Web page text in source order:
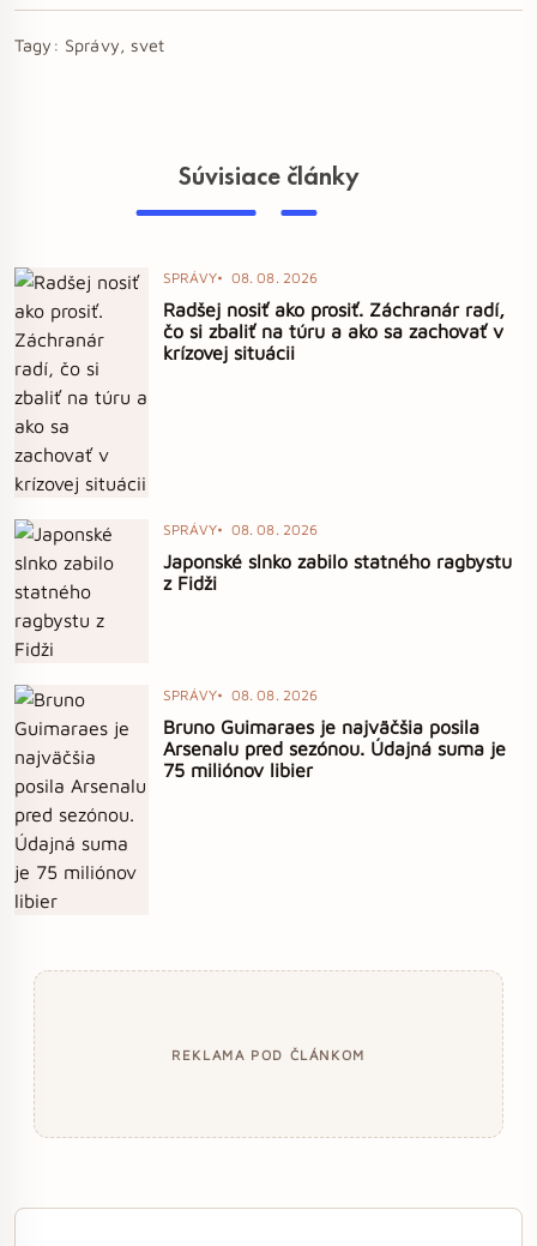
Tagy: Správy, svet
Súvisiace články
SPRÁVY 08. 08. 2026
Radšej nosiť ako prosiť. Záchranár radí,
čo si zbaliť na túru a ako sa zachovať v
krízovej situácii
SPRÁVY 08. 08. 2026
Japonské slnko zabilo statného ragbystu
z Fidži
SPRÁVY 08. 08. 2026
Bruno Guimaraes je najväčšia posila
Arsenalu pred sezónou. Údajná suma je
75 miliónov libier
REKLAMA POD ČLÁNKOM